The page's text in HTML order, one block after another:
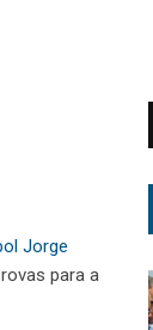
Jorge
para a